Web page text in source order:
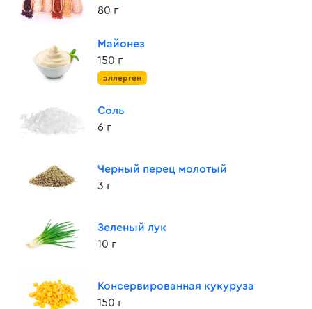
80 г
Майонез
150 г
аллерген
Соль
6 г
Черный перец молотый
3 г
Зеленый лук
10 г
Консервированная кукуруза
150 г